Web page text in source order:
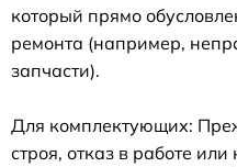
который прямо
ремонта (например,
запчасти).
Для комплектующих:
строя, отказ в работе